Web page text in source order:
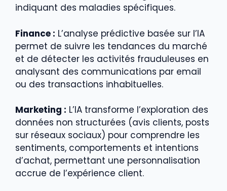
indiquant des maladies spécifiques.
Finance : L’analyse prédictive basée sur l’IA
permet de suivre les tendances du marché
et de détecter les activités frauduleuses en
analysant des communications par email
ou des transactions inhabituelles.
Marketing : L’IA transforme l’exploration des
données non structurées (avis clients, posts
sur réseaux sociaux) pour comprendre les
sentiments, comportements et intentions
d’achat, permettant une personnalisation
accrue de l’expérience client.